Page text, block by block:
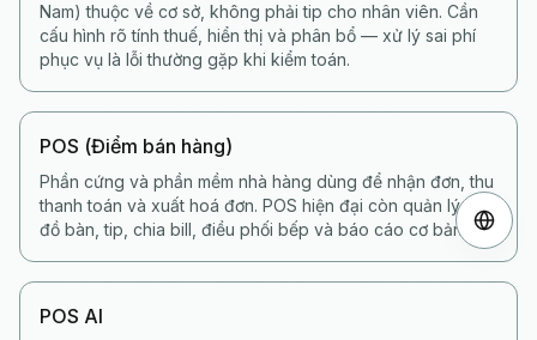
Nam) thuộc về cơ sở, không phải tip cho nhân viên. Cần
cấu hình rõ tính thuế, hiển thị và phân bổ — xử lý sai phí
phục vụ là lỗi thường gặp khi kiểm toán.
POS (Điểm bán hàng)
Phần cứng và phần mềm nhà hàng dùng để nhận đơn, thu
thanh toán và xuất hoá đơn. POS hiện đại còn quản lý sơ
đồ bàn, tip, chia bill, điều phối bếp và báo cáo cơ bản.
POS AI